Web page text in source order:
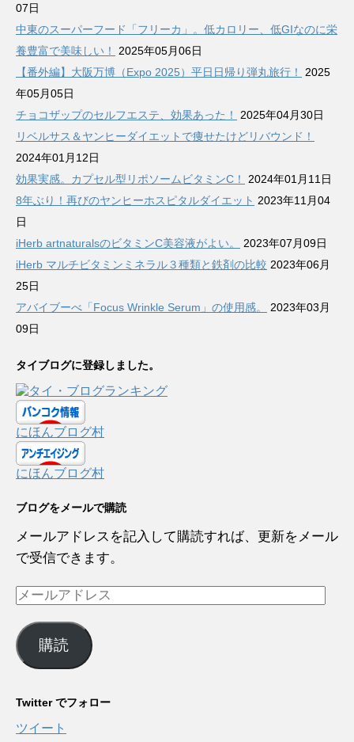
07日
中東のスーパーフード「フリーカ」。低カロリー、低GIなのに栄
養豊富で美味しい！
2025年05月06日
【番外編】大阪万博（Expo 2025）平日日帰り弾丸旅行！
2025
年05月05日
チョコザップのセルフエステ、効果あった！
2025年04月30日
リベルサス＆ヤンヒーダイエットで痩せたけどリバウンド！
2024年01月12日
効果実感。カプセル型リポソームビタミンC！
2024年01月11日
8年ぶり！再びのヤンヒーホスピタルダイエット 2023年11月04
日
iHerb artnaturalsのビタミンC美容液がよい。
2023年07月09日
iHerb マルチビタミンミネラル３種類と鉄剤の比較 2023年06月
25日
アバイブーべ「Focus Wrinkle Serum」の使用感。
2023年03月
09日
タイブログに登録しました。
にほんブログ村
にほんブログ村
ブログをメールで購読
メールアドレスを記入して購読すれば、更新をメール
で受信できます。
メ
ル
ア
レ
ス
購読
Twitter でフォロー
ツイート